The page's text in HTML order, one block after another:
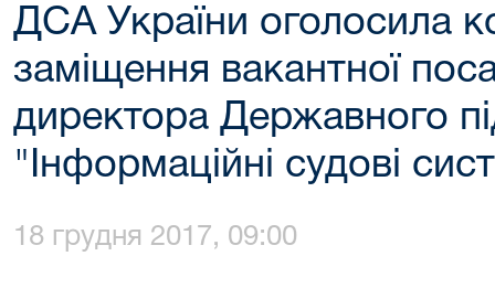
ДСА України оголосила
заміщення вакантної
директора Державного
"Інформаційні судові
18 грудня 2017, 09:00